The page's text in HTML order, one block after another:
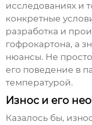
исследованиях и
конкретные
разработка и
гофрокартона, а
нюансы. Не просто
его поведение в
температурой.
Износ и его
Казалось бы,